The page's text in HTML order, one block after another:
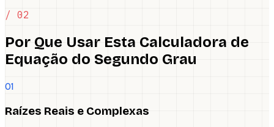
/ 02
Por Que Usar Esta Calculadora de
Equação do Segundo Grau
01
Raízes Reais e Complexas